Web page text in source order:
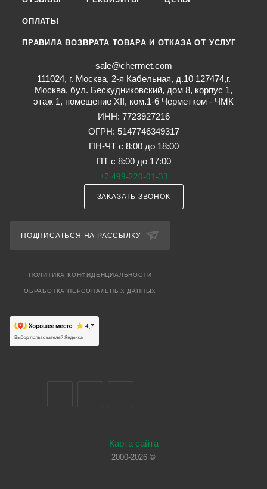
ОПЛАТЫ
ПРАВИЛА ВОЗВРАТА ТОВАРА И ОТКАЗА ОТ УСЛУГ
sale@chermet.com
111024, г. Москва, 2-я Кабельная, д.10 127474,г.
Москва, бул. Бескудниковский, дом 8, корпус 1,
этаж 1, помещение XII, ком.1-6 Черметком - ЧМК
ИНН: 7723927216
ОГРН: 5147746349317
ПН-ЧТ с 8:00 до 18:00
ПТ с 8:00 до 17:00
+7 499-220-01-33
ЗАКАЗАТЬ ЗВОНОК
ПОДПИСАТЬСЯ НА РАССЫЛКУ
ПОЛИТИКА КОНФИДЕНЦИАЛЬНОСТИ
ОБРАБОТКА ПЕРСОНАЛЬНЫХ ДАННЫХ
Карта сайта
2000-2026 ©